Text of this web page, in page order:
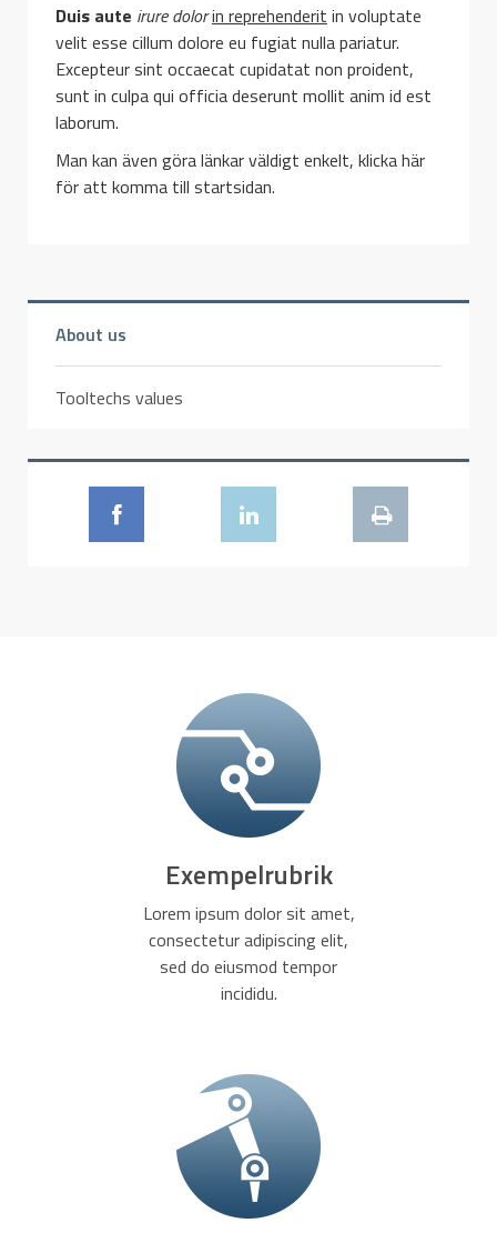
Duis aute irure dolorin reprehenderit in voluptate
velit esse cillum dolore eu fugiat nulla pariatur.
Excepteur sint occaecat cupidatat non proident,
sunt in culpa qui officia deserunt mollit anim id est
laborum.
Man kan även göra länkar väldigt enkelt, klicka här
för att komma till startsidan.
About us
Tooltechs values
Exempelrubrik
Lorem ipsum dolor sit amet,
consectetur adipiscing elit,
sed do eiusmod tempor
incididu.